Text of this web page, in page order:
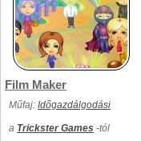
Film Maker
Műfaj: Időgazdálgodási
a Trickster Games -tól